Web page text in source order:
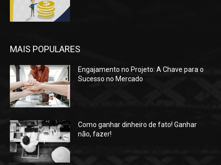
MAIS POPULARES
Engajamento no Projeto: A Chave para o
Sucesso no Mercado
Como ganhar dinheiro de fato! Ganhar
não, fazer!